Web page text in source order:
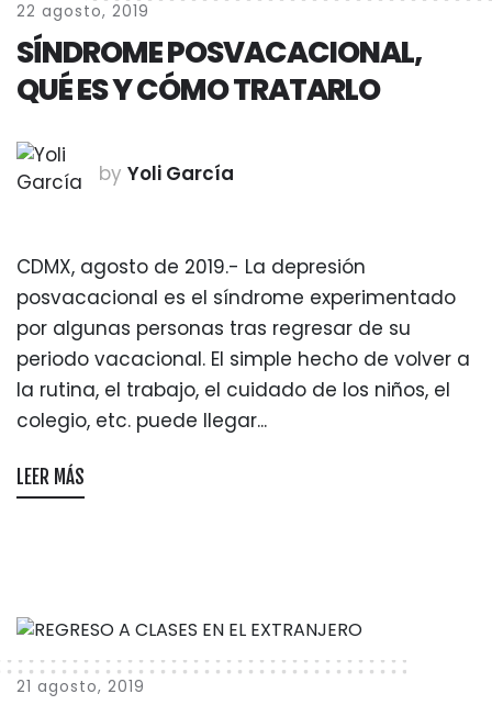
22 agosto, 2019
SÍNDROME POSVACACIONAL,
QUÉ ES Y CÓMO TRATARLO
by Yoli García
CDMX, agosto de 2019.- La depresión
posvacacional es el síndrome experimentado
por algunas personas tras regresar de su
periodo vacacional. El simple hecho de volver a
la rutina, el trabajo, el cuidado de los niños, el
colegio, etc. puede llegar...
LEER MÁS
21 agosto, 2019